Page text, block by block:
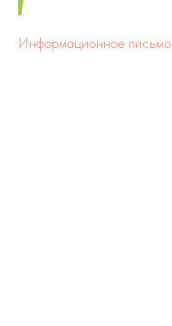
Информационное письмо